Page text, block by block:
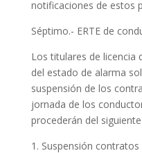
notificaciones de estos
Séptimo.- ERTE de
Los titulares de licencia
del estado de alarma
suspensión de los
jornada de los
procederán del
1. Suspensión